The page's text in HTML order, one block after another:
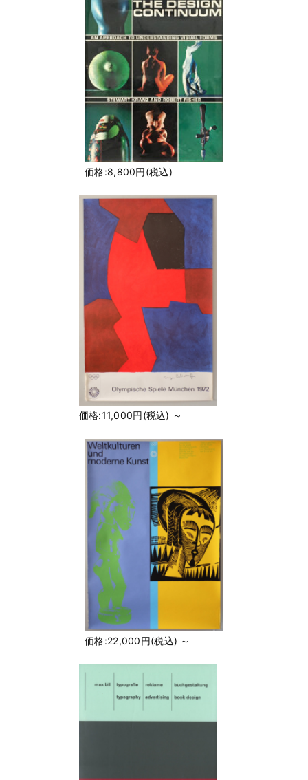
価格:8,800円(税込)
価格:11,000円(税込) ～
価格:22,000円(税込) ～